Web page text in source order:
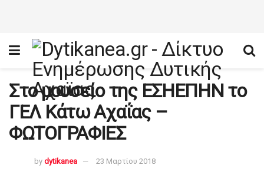
Στο μουσείο της ΕΣΗΕΠΗΝ το
ΓΕΛ Κάτω Αχαΐας –
ΦΩΤΟΓΡΑΦΙΕΣ
by dytikanea 23 Μαρτίου 2018